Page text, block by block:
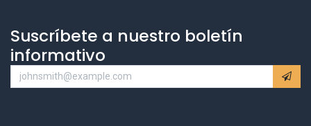
Suscríbete a nuestro boletín
informativo